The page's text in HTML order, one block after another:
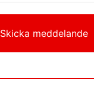
Skicka meddelande